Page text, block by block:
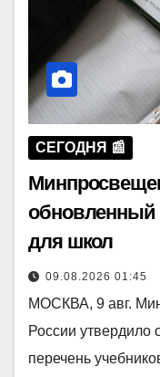
СЕГОДНЯ 📰
обновленный
для школ
09.08.2026 01:45
МОСКВА, 9 авг.
России
перечень